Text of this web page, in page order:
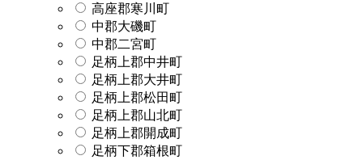
高座郡寒川町
中郡大磯町
中郡二宮町
足柄上郡中井町
足柄上郡大井町
足柄上郡松田町
足柄上郡山北町
足柄上郡開成町
足柄下郡箱根町